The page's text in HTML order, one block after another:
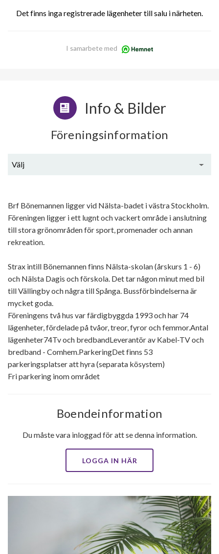
Det finns inga registrerade lägenheter till salu i närheten.
I samarbete med
Info & Bilder
Föreningsinformation
Välj
Brf Bönemannen ligger vid Nälsta-badet i västra Stockholm.
Föreningen ligger i ett lugnt och vackert område i anslutning
till stora grönområden för sport, promenader och annan
rekreation.
Strax intill Bönemannen finns Nälsta-skolan (årskurs 1 - 6)
och Nälsta Dagis och förskola. Det tar någon minut med bil
till Vällingby och några till Spånga. Bussförbindelserna är
mycket goda.
Föreningens två hus var färdigbyggda 1993 och har 74
lägenheter, fördelade på tvåor, treor, fyror och femmor.Antal
lägenheter74Tv och bredbandLeverantör av Kabel-TV och
bredband - Comhem.ParkeringDet finns 53
parkeringsplatser att hyra (separata kösystem)
Fri parkering inom området
Boendeinformation
Du måste vara inloggad för att se denna information.
LOGGA IN HÄR